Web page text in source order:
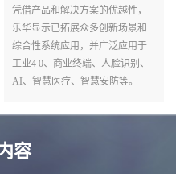
凭借产品和解决方案的优越性，
乐华显示已拓展众多创新场景和
综合性系统应用，并广泛应用于
工业4 0、商业终端、人脸识别、
AI、智慧医疗、智慧安防等。
容